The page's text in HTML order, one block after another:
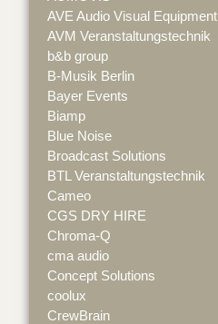
AVE Audio Visual Equipment
AVM Veranstaltungstechnik
b&b group
B-Musik Berlin
Bayer Events
Biamp
Blue Noise
Broadcast Solutions
BTL Veranstaltungstechnik
Cameo
CGS DRY HIRE
Chroma-Q
cma audio
Concept Solutions
coolux
CrewBrain